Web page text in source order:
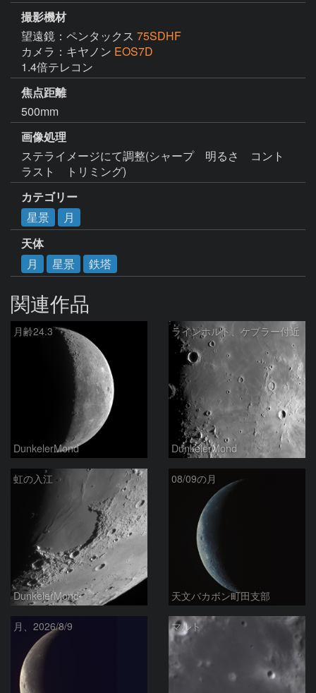
撮影機材
望遠鏡：ペンタックス 75SDHF
カメラ：キヤノン EOS7D
1.4倍テレコン
焦点距離
500mm
画像処理
ステライメージにて調整(シャープ　明るさ　コント
ラスト　トリミング)
カテゴリー
星景
月
天体
月
星景 鉄塔
関連作品
月齢24.3
DunkelerMond
ラインホルト、ケプラー付近
DunkelerMond
虹の入江
DunkelerMond
08/09の月
天文バカボン町田支部
月、2026/8/9 マルト